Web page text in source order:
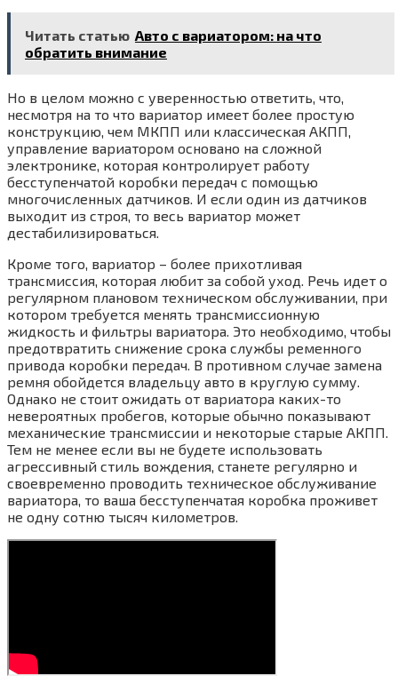
Читать статью Авто с вариатором: на что
обратить внимание
Но в целом можно с уверенностью ответить, что,
несмотря на то что вариатор имеет более простую
конструкцию, чем МКПП или классическая АКПП,
управление вариатором основано на сложной
электронике, которая контролирует работу
бесступенчатой коробки передач с помощью
многочисленных датчиков. И если один из датчиков
выходит из строя, то весь вариатор может
дестабилизироваться.
Кроме того, вариатор – более прихотливая
трансмиссия, которая любит за собой уход. Речь идет о
регулярном плановом техническом обслуживании, при
котором требуется менять трансмиссионную
жидкость и фильтры вариатора. Это необходимо, чтобы
предотвратить снижение срока службы ременного
привода коробки передач. В противном случае замена
ремня обойдется владельцу авто в круглую сумму.
Однако не стоит ожидать от вариатора каких-то
невероятных пробегов, которые обычно показывают
механические трансмиссии и некоторые старые АКПП.
Тем не менее если вы не будете использовать
агрессивный стиль вождения, станете регулярно и
своевременно проводить техническое обслуживание
вариатора, то ваша бесступенчатая коробка проживет
не одну сотню тысяч километров.